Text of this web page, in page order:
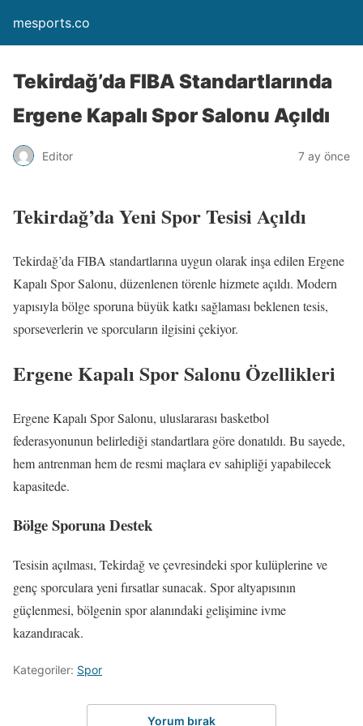
mesports.co
Tekirdağ’da FIBA Standartlarında
Ergene Kapalı Spor Salonu Açıldı
Editor 7 ay önce
Tekirdağ’da Yeni Spor Tesisi Açıldı
Tekirdağ’da FIBA standartlarına uygun olarak inşa edilen Ergene
Kapalı Spor Salonu, düzenlenen törenle hizmete açıldı. Modern
yapısıyla bölge sporuna büyük katkı sağlaması beklenen tesis,
sporseverlerin ve sporcuların ilgisini çekiyor.
Ergene Kapalı Spor Salonu Özellikleri
Ergene Kapalı Spor Salonu, uluslararası basketbol
federasyonunun belirlediği standartlara göre donatıldı. Bu sayede,
hem antrenman hem de resmi maçlara ev sahipliği yapabilecek
kapasitede.
Bölge Sporuna Destek
Tesisin açılması, Tekirdağ ve çevresindeki spor kulüplerine ve
genç sporculara yeni fırsatlar sunacak. Spor altyapısının
güçlenmesi, bölgenin spor alanındaki gelişimine ivme
kazandıracak.
Kategoriler: Spor
Yorum bırak